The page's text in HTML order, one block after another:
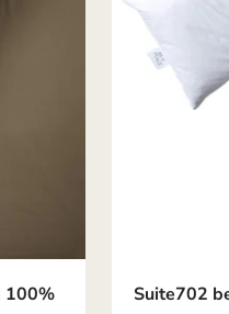
100%
Suite702